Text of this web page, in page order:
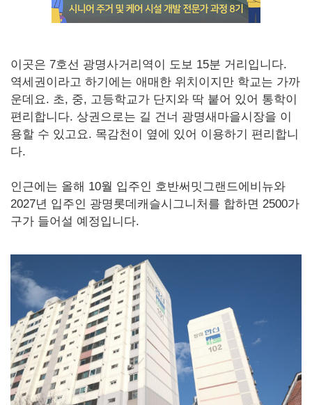
이곳은 7호선 광명사거리역이 도보 15분 거리입니다.
역세권이라고 하기에는 애매한 위치이지만 학교는 가까
운데요. 초, 중, 고등학교가 단지와 딱 붙어 있어 통학이
편리합니다. 상권으로는 길 건너 광명새마을시장을 이
용할 수 있고요. 목감천이 옆에 있어 이용하기 편리합니
다.
인근에는 올해 10월 입주인 호반써밋그랜드에비뉴와
2027년 입주인 광명롯데캐슬시그니처를 합하면 2500가
구가 들어설 예정입니다.